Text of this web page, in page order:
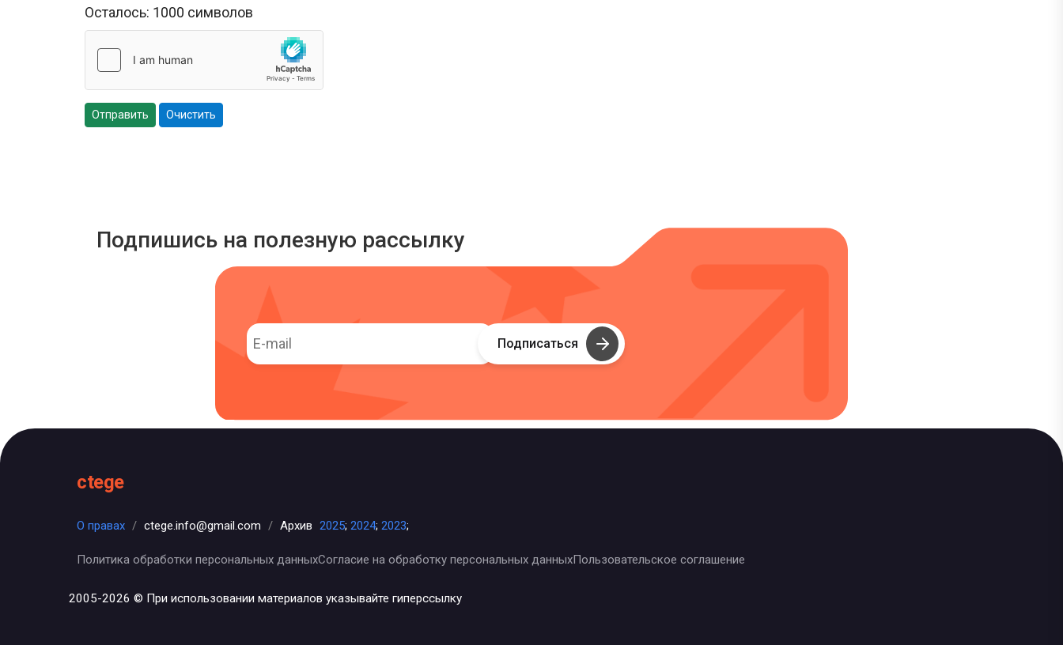
Осталось: 1000 символов
Отправить Очистить
Подпишись на полезную рассылку
Подписаться
ctege
О правах / ctege.info@gmail.com / Архив 2025; 2024; 2023;
Политика обработки персональных данныхСогласие на обработку персональных данныхПользовательское соглашение
2005-2026 © При использовании материалов указывайте гиперссылку